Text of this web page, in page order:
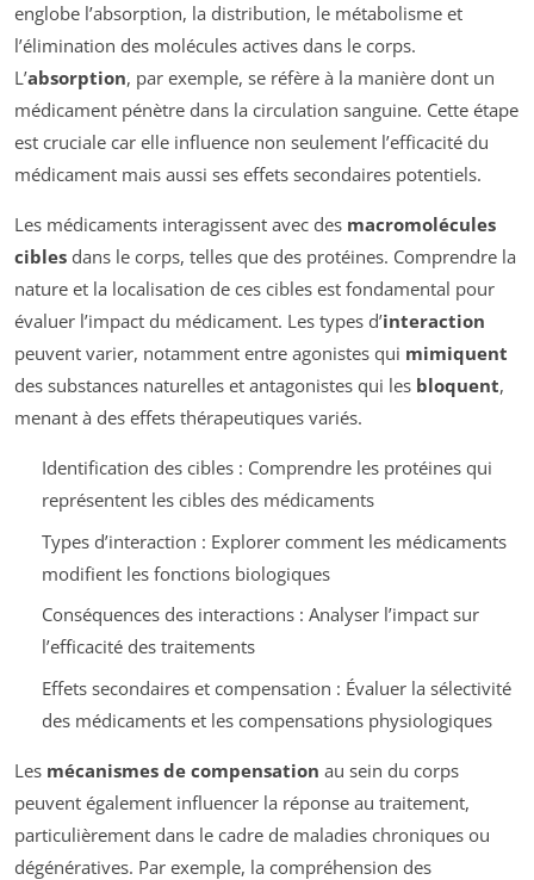
englobe l’absorption, la distribution, le métabolisme et
l’élimination des molécules actives dans le corps.
L’absorption, par exemple, se réfère à la manière dont un
médicament pénètre dans la circulation sanguine. Cette étape
est cruciale car elle influence non seulement l’efficacité du
médicament mais aussi ses effets secondaires potentiels.
Les médicaments interagissent avec des macromolécules
cibles dans le corps, telles que des protéines. Comprendre la
nature et la localisation de ces cibles est fondamental pour
évaluer l’impact du médicament. Les types d’interaction
peuvent varier, notamment entre agonistes qui mimiquent
des substances naturelles et antagonistes qui les bloquent,
menant à des effets thérapeutiques variés.
Identification des cibles : Comprendre les protéines qui
représentent les cibles des médicaments
Types d’interaction : Explorer comment les médicaments
modifient les fonctions biologiques
Conséquences des interactions : Analyser l’impact sur
l’efficacité des traitements
Effets secondaires et compensation : Évaluer la sélectivité
des médicaments et les compensations physiologiques
Les mécanismes de compensation au sein du corps
peuvent également influencer la réponse au traitement,
particulièrement dans le cadre de maladies chroniques ou
dégénératives. Par exemple, la compréhension des